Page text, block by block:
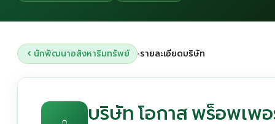
นักพัฒนาอสังหาริมทรัพย์ ›รายละเอียดบริษัท
บริษัท โอกาส พร็อพเพ